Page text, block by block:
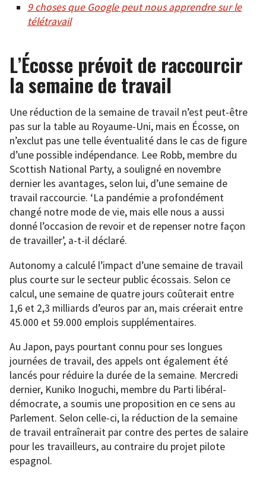
9 choses que Google peut nous apprendre sur le
télétravail
L’Écosse prévoit de raccourcir
la semaine de travail
Une réduction de la semaine de travail n’est peut-être
pas sur la table au Royaume-Uni, mais en Écosse, on
n’exclut pas une telle éventualité dans le cas de figure
d’une possible indépendance. Lee Robb, membre du
Scottish National Party, a souligné en novembre
dernier les avantages, selon lui, d’une semaine de
travail raccourcie. ‘La pandémie a profondément
changé notre mode de vie, mais elle nous a aussi
donné l’occasion de revoir et de repenser notre façon
de travailler’, a-t-il déclaré.
Autonomy a calculé l’impact d’une semaine de travail
plus courte sur le secteur public écossais. Selon ce
calcul, une semaine de quatre jours coûterait entre
1,6 et 2,3 milliards d’euros par an, mais créerait entre
45.000 et 59.000 emplois supplémentaires.
Au Japon, pays pourtant connu pour ses longues
journées de travail, des appels ont également été
lancés pour réduire la durée de la semaine. Mercredi
dernier, Kuniko Inoguchi, membre du Parti libéral-
démocrate, a soumis une proposition en ce sens au
Parlement. Selon celle-ci, la réduction de la semaine
de travail entraînerait par contre des pertes de salaire
pour les travailleurs, au contraire du projet pilote
espagnol.